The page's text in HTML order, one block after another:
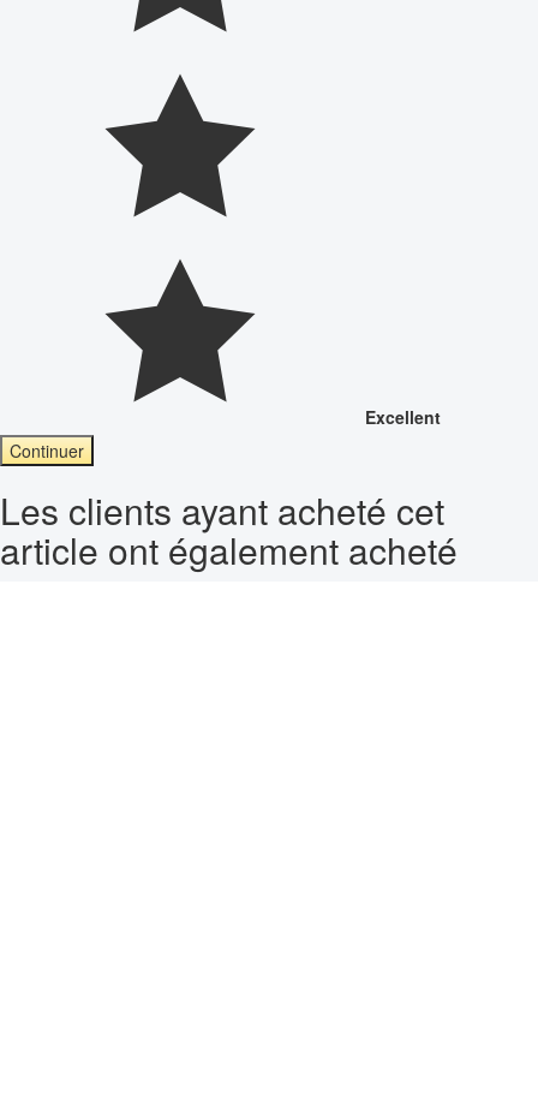
Excellent
Continuer
Les clients ayant acheté cet
article ont également acheté